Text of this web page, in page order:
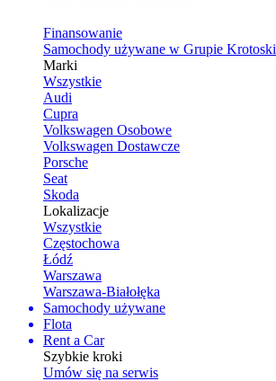
Finansowanie
Samochody używane w Grupie Krotoski
Marki
Wszystkie
Audi
Cupra
Volkswagen Osobowe
Volkswagen Dostawcze
Porsche
Seat
Skoda
Lokalizacje
Wszystkie
Częstochowa
Łódź
Warszawa
Warszawa-Białołęka
Samochody używane
Flota
Rent a Car
Szybkie kroki
Umów się na serwis